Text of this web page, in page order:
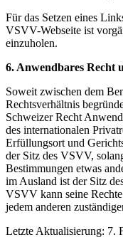
Für das Setzen eines
VSVV-Webseite ist
einzuholen.
6. Anwendbares Recht
Soweit zwischen dem
Rechtsverhältnis
Schweizer Recht
des internationalen
Erfüllungsort und
der Sitz des VSVV,
Bestimmungen etwas
im Ausland ist der Sitz
VSVV kann seine
jedem anderen
Letzte Aktualisierung: 7.